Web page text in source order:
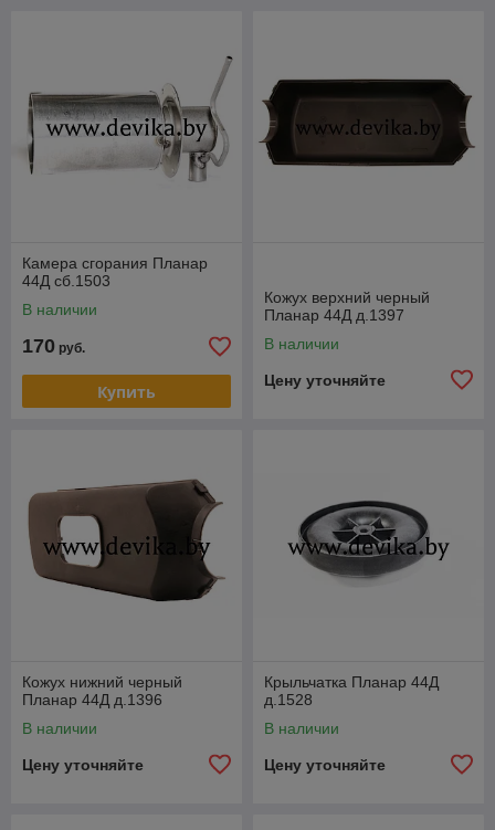
Камера сгорания Планар
44Д сб.1503
В наличии
170 руб.
Купить
Кожух верхний черный
Планар 44Д д.1397
В наличии
Цену уточняйте
Кожух нижний черный
Планар 44Д д.1396
В наличии
Цену уточняйте
Крыльчатка Планар 44Д
д.1528
В наличии
Цену уточняйте